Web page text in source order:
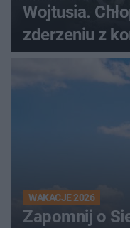
Wojtusia.
zderzeniu z
WAKACJE 2026
Zapomnij o